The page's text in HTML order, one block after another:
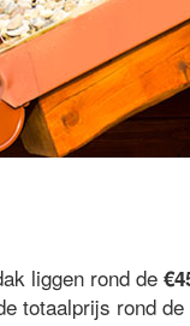
liggen rond de
totaalprijs rond de